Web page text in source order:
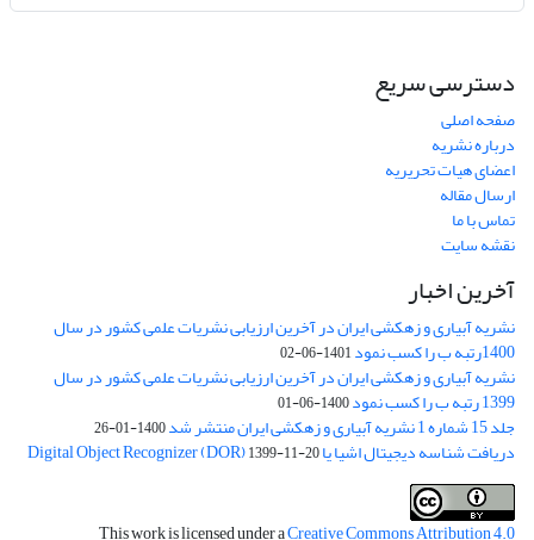
دسترسی سریع
صفحه اصلی
درباره نشریه
اعضای هیات تحریریه
ارسال مقاله
تماس با ما
نقشه سایت
آخرین اخبار
نشریه آبیاری و زهکشی ایران در آخرین ارزیابی نشریات علمی کشور در سال
1400رتبه ب را کسب نمود 1401-06-02
نشریه آبیاری و زهکشی ایران در آخرین ارزیابی نشریات علمی کشور در سال
1399 رتبه ب را کسب نمود 1400-06-01
جلد 15 شماره 1 نشریه آبیاری و زهکشی ایران منتشر شد 1400-01-26
دریافت شناسه دیجیتال اشیا یا Digital Object Recognizer (DOR)1399-11-20